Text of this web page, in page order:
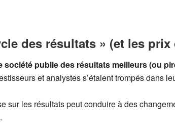
des résultats » (et les
société publie des résultats meilleurs (ou
et analystes s’étaient trompés dans
sur les résultats peut conduire à des